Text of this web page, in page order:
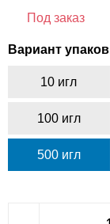
Под заказ
Вариант
10 игл
100 игл
500 игл